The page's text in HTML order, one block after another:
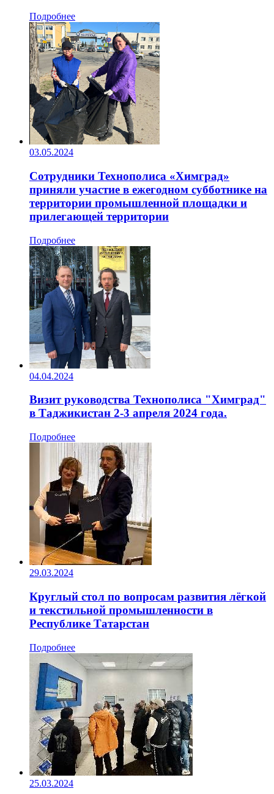
Подробнее
03.05.2024
Сотрудники Технополиса «Химград»
приняли участие в ежегодном субботнике на
территории промышленной площадки и
прилегающей территории
Подробнее
04.04.2024
Визит руководства Технополиса "Химград"
в Таджикистан 2-3 апреля 2024 года.
Подробнее
29.03.2024
Круглый стол по вопросам развития лёгкой
и текстильной промышленности в
Республике Татарстан
Подробнее
25.03.2024